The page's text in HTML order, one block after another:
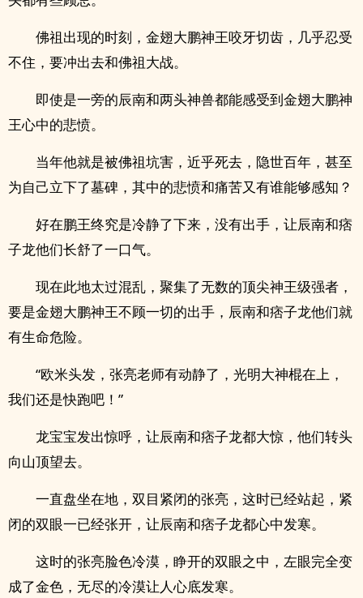
佛祖出现的时刻，金翅大鹏神王咬牙切齿，几乎忍受
不住，要冲出去和佛祖大战。
即使是一旁的辰南和两头神兽都能感受到金翅大鹏神
王心中的悲愤。
当年他就是被佛祖坑害，近乎死去，隐世百年，甚至
为自己立下了墓碑，其中的悲愤和痛苦又有谁能够感知？
好在鹏王终究是冷静了下来，没有出手，让辰南和痞
子龙他们长舒了一口气。
现在此地太过混乱，聚集了无数的顶尖神王级强者，
要是金翅大鹏神王不顾一切的出手，辰南和痞子龙他们就
有生命危险。
“欧米头发，张亮老师有动静了，光明大神棍在上，
我们还是快跑吧！”
龙宝宝发出惊呼，让辰南和痞子龙都大惊，他们转头
向山顶望去。
一直盘坐在地，双目紧闭的张亮，这时已经站起，紧
闭的双眼一已经张开，让辰南和痞子龙都心中发寒。
这时的张亮脸色冷漠，睁开的双眼之中，左眼完全变
成了金色，无尽的冷漠让人心底发寒。